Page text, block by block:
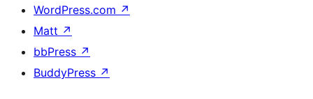
WordPress.com ↗
Matt ↗
bbPress ↗
BuddyPress ↗